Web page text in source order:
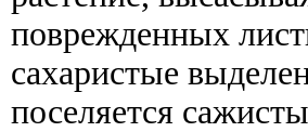
поврежденных
сахаристые
поселяется